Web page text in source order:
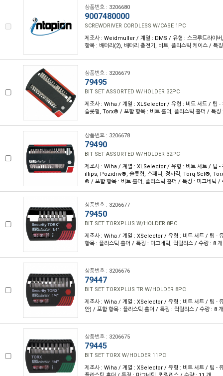
상품번호 : 3206680
9007480000
SCREWDRIVER CORDLESS W/CASE 1PC
제조사 : Weidmuller / 계열 : DMS / 유형 : 스크루드라이
항목 : 배터리(2), 배터리 충전기, 비트, 플라스틱 케이스 / 특
상품번호 : 3206679
79495
BIT SET ASSORTED W/HOLDER 32PC
제조사 : Wiha / 계열 : XLSelector / 유형 : 비트 세트 / 팁 -
슬롯형, Torx® / 포함 항목 : 비트 홀더, 플라스틱 홀더 / 특징
상품번호 : 3206678
79490
BIT SET ASSORTED W/HOLDER 32PC
제조사 : Wiha / 계열 : XLSelector / 유형 : 비트 세트 / 팁 -
illips, Pozidriv®, 슬롯형, 스패너, 정사각, Torq-Set®,
® / 포함 항목 : 비트 홀더, 플라스틱 홀더 / 특징 : 마그네틱 /
상품번호 : 3206677
79450
BIT SET TORXPLUS W/HOLDER 8PC
제조사 : Wiha / 계열 : XSelector / 유형 : 비트 세트 / 팁 -
항목 : 플라스틱 홀더 / 특징 : 마그네틱, 퀵릴리스 / 수량 : 8 개
상품번호 : 3206676
79447
BIT SET TORXPLUS TR W/HOLDER 8PC
제조사 : Wiha / 계열 : XSelector / 유형 : 비트 세트 / 팁 -
안) / 포함 항목 : 플라스틱 홀더 / 특징 : 퀵릴리스 / 수량 : 8 개
상품번호 : 3206675
79445
BIT SET TORX W/HOLDER 11PC
제조사 : Wiha / 계열 : XSelector / 유형 : 비트 세트 / 팁 -